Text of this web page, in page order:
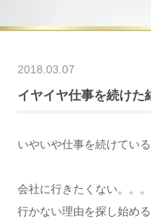
2018.03.07
イヤイヤ仕事を続けた
いやいや仕事を続けてい
会社に行きたくない。。。
行かない理由を探し始める